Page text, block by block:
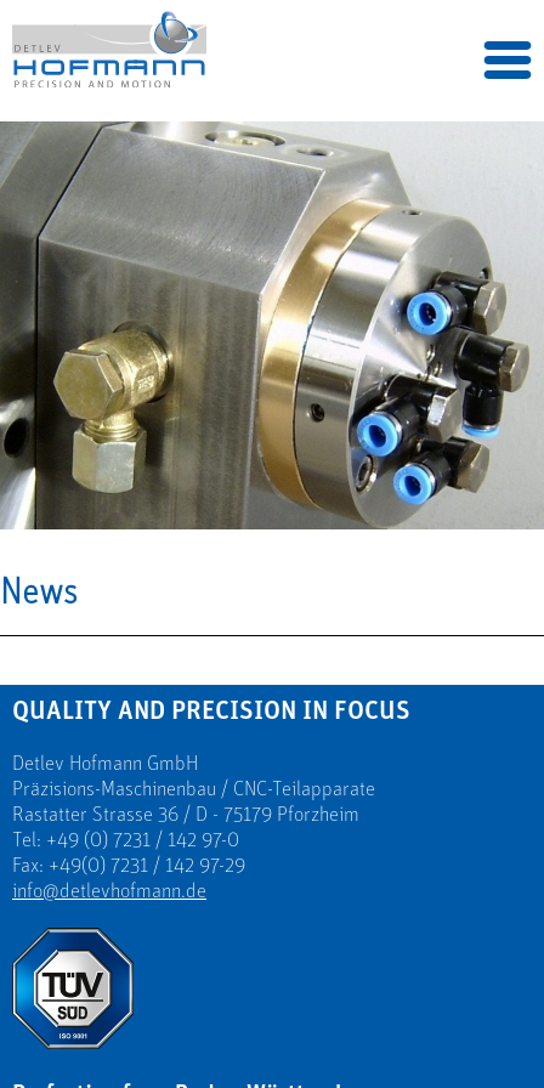
News
QUALITY AND PRECISION IN FOCUS
Detlev Hofmann GmbH
Präzisions-Maschinenbau / CNC-Teilapparate
Rastatter Strasse 36 / D - 75179 Pforzheim
Tel: +49 (0) 7231 / 142 97-0
Fax: +49(0) 7231 / 142 97-29
info@detlevhofmann.de